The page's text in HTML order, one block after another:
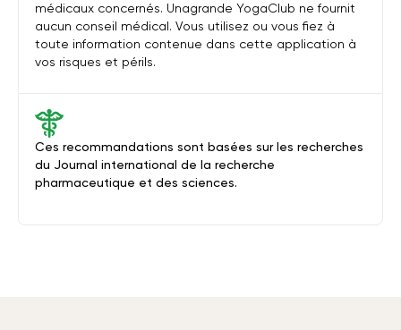
Ces recommandations sont basées sur les recherches
du Journal international de la recherche
pharmaceutique et des sciences.
médicaux concernés. Unagrande YogaClub ne fournit
aucun conseil médical. Vous utilisez ou vous fiez à
toute information contenue dans cette application à
vos risques et périls.